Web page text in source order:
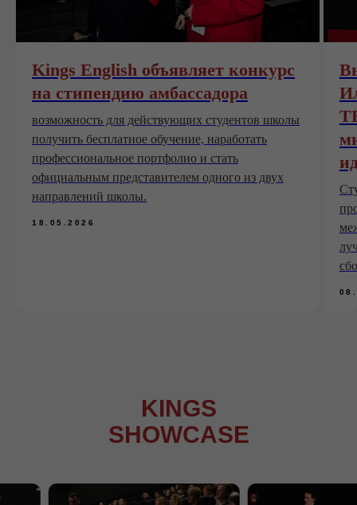
Kings English объявляет конкурс
на стипендию амбассадора
возможность для действующих студентов школы
получить бесплатное обучение, наработать
профессиональное портфолио и стать
официальным представителем одного из двух
направлений школы.
18.05.2026
KINGS
SHOWCASE